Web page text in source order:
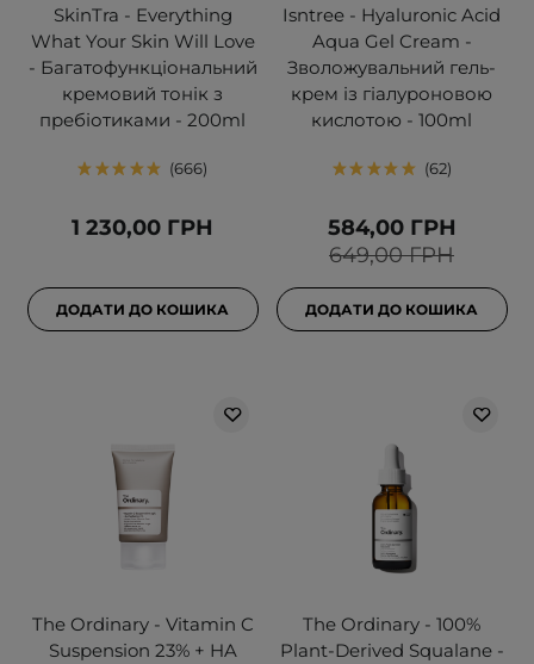
SkinTra - Everything
What Your Skin Will Love
- Багатофункціональний
кремовий тонік з
пребіотиками - 200ml
666
1 230,00 ГРН
ДОДАТИ ДО КОШИКА
Isntree - Hyaluronic Acid
Aqua Gel Cream -
Зволожувальний гель-
крем із гіалуроновою
кислотою - 100ml
62
649,00 ГРН
584,00 ГРН
ДОДАТИ ДО КОШИКА
The Ordinary - Vitamin C
Suspension 23% + HA
The Ordinary - 100%
Plant-Derived Squalane -